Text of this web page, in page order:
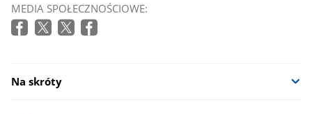
MEDIA SPOŁECZNOŚCIOWE:
Na skróty